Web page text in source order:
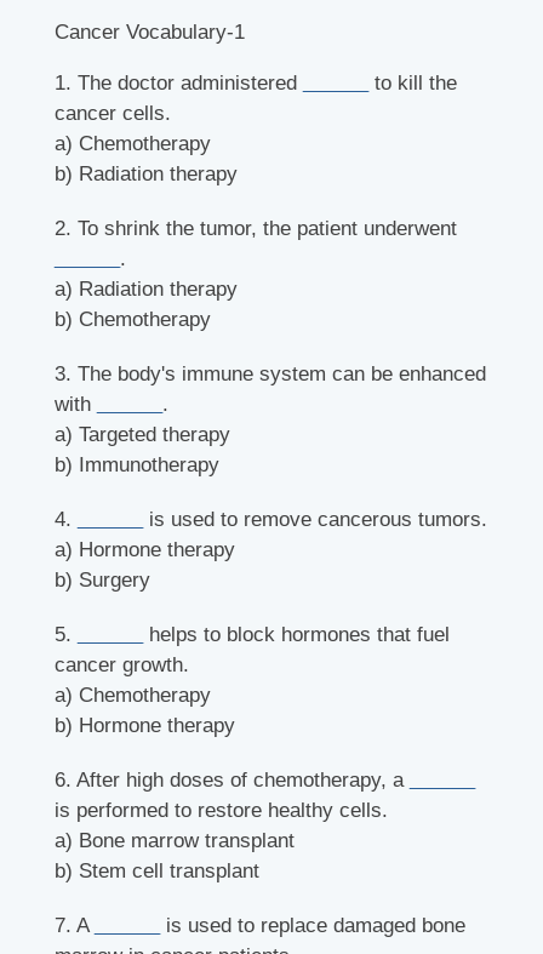
Cancer Vocabulary-1
1. The doctor administered
to kill the
cancer cells.
a) Chemotherapy
b) Radiation therapy
2. To shrink the tumor, the patient underwent
.
a) Radiation therapy
b) Chemotherapy
3. The body's immune system can be enhanced
with
.
a) Targeted therapy
b) Immunotherapy
4.
is used to remove cancerous tumors.
a) Hormone therapy
b) Surgery
5.
helps to block hormones that fuel
cancer growth.
a) Chemotherapy
b) Hormone therapy
6. After high doses of chemotherapy, a
is performed to restore healthy cells.
a) Bone marrow transplant
b) Stem cell transplant
7. A
is used to replace damaged bone